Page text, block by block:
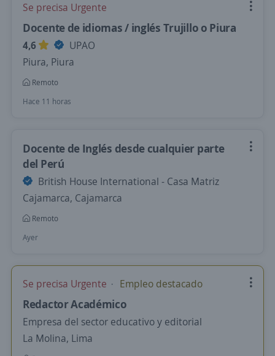
Se precisa Urgente
Docente de idiomas / inglés Trujillo o Piura
4,6
UPAO
Piura, Piura
Remoto
Hace 11 horas
Docente de Inglés desde cualquier parte
del Perú
British House International - Casa Matriz
Cajamarca, Cajamarca
Remoto
Ayer
Se precisa Urgente Empleo destacado
Redactor Académico
Empresa del sector educativo y editorial
La Molina, Lima